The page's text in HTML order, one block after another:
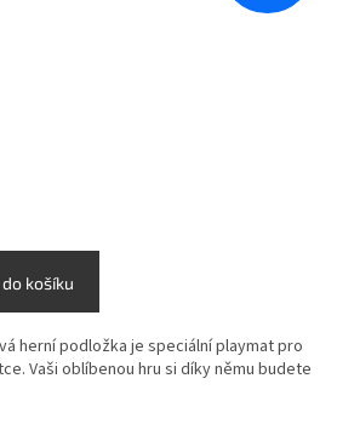
košíku
herní podložka je speciální playmat pro
Vaši oblíbenou hru si díky němu budete